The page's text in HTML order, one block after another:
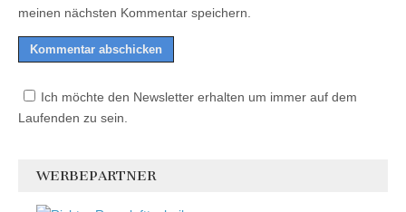
meinen nächsten Kommentar speichern.
Ich möchte den Newsletter erhalten um immer auf dem
Laufenden zu sein.
WERBEPARTNER